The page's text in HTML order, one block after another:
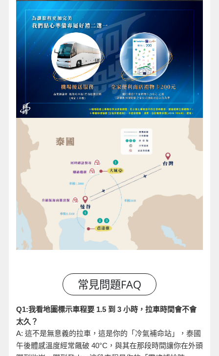
Q1:我看地圖標示車程要 1.5 到 3 小時，拉車時間會不會
太久？
A: 這不是無意義的拉車，這是你的「冷氣補命站」，泰國
午後體感溫度經常飆破 40°C ，與其在那段時間讓你在外頭